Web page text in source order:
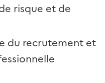
risque et de
du recrutement et